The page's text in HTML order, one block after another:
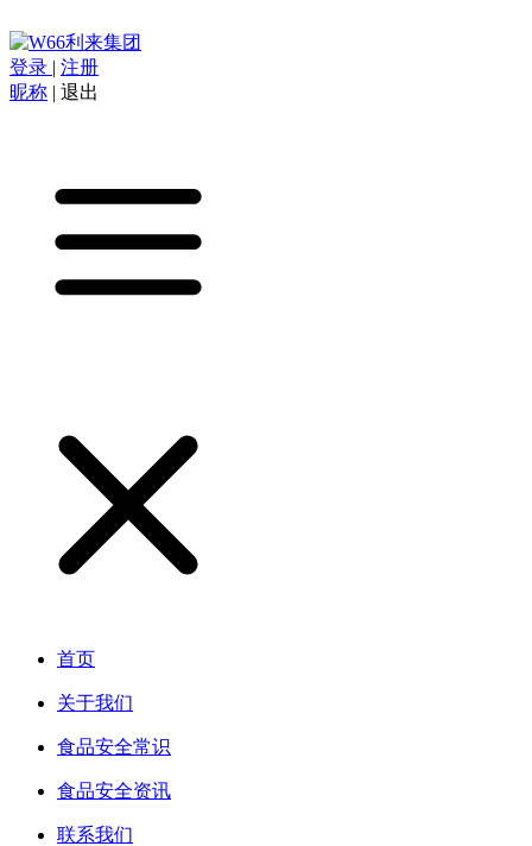
登录 | 注册
昵称 | 退出
首页
关于我们
食品安全常识
食品安全资讯
联系我们